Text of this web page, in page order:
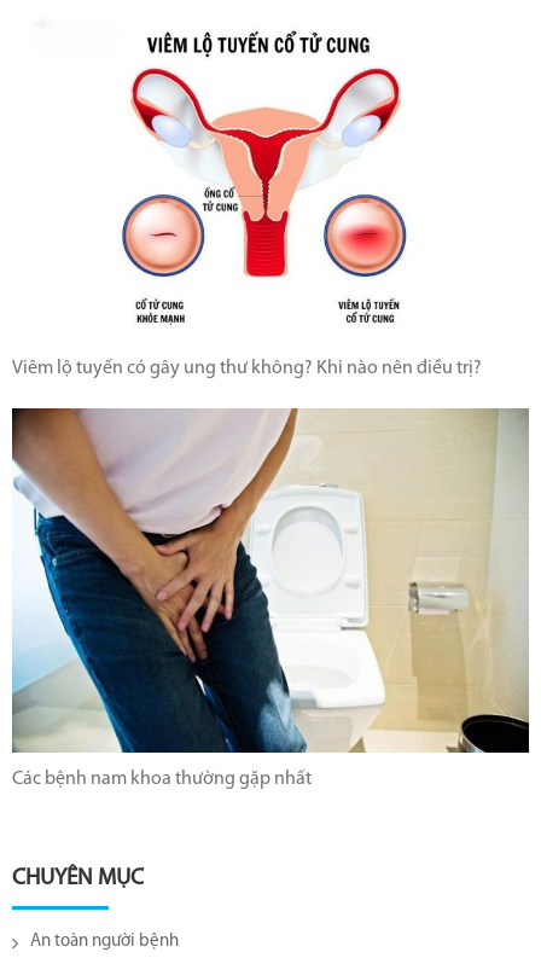
Viêm lộ tuyến có gây ung thư không? Khi nào nên điều trị?
Các bệnh nam khoa thường gặp nhất
CHUYÊN MỤC
An toàn người bệnh